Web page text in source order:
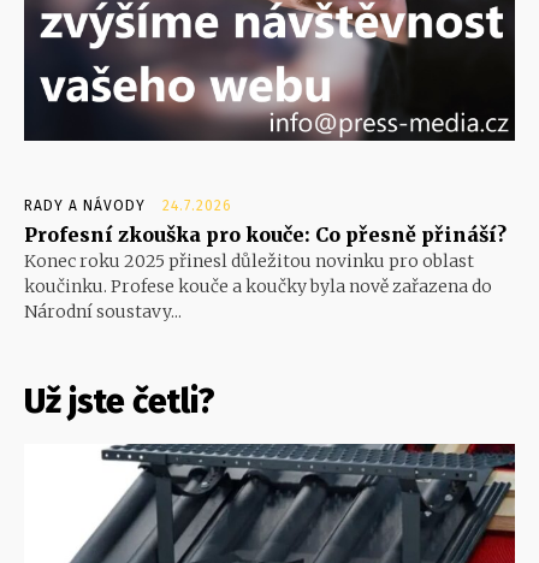
RADY A NÁVODY 24.7.2026
Profesní zkouška pro kouče: Co přesně přináší?
Konec roku 2025 přinesl důležitou novinku pro oblast
koučinku. Profese kouče a koučky byla nově zařazena do
Národní soustavy...
Už jste četli?